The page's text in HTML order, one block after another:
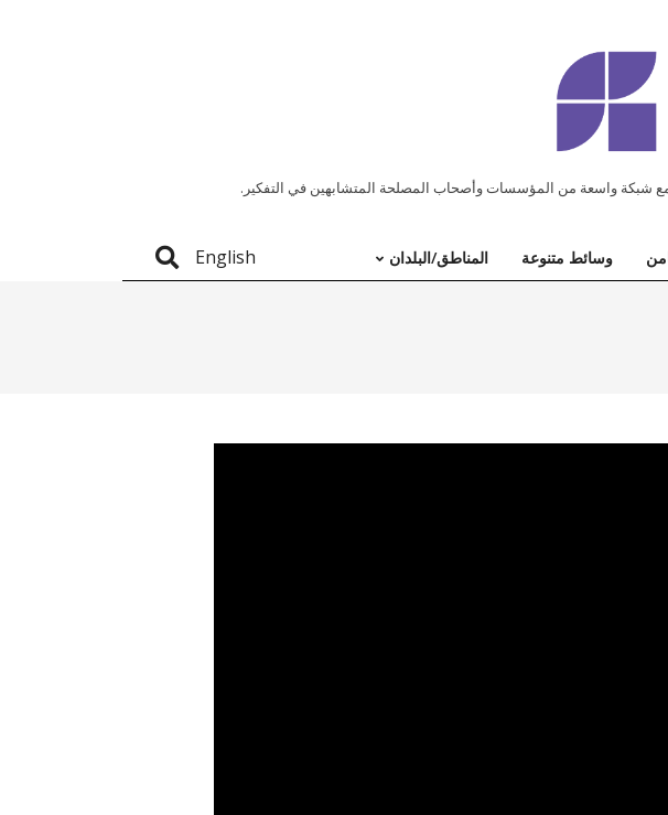
شبكة واسعة من المؤسسات وأصحاب المصلحة المتشابهين في التفكير.
وسائط متنوعة المناطق/البلدان English